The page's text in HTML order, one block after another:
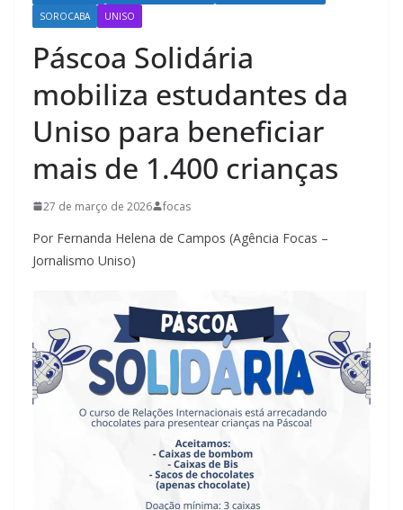
SOROCABA
UNISO
Páscoa Solidária
mobiliza estudantes da
Uniso para beneficiar
mais de 1.400 crianças
27 de março de 2026 focas
Por Fernanda Helena de Campos (Agência Focas –
Jornalismo Uniso)